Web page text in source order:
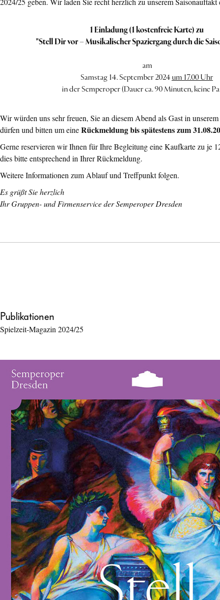
1 Einladung (1 kostenfreie Karte) zu
"Stell Dir vor – Musikalischer Spaziergang durch die
am
Samstag 14. September 2024um 17.00 Uhr
in der Semperoper (Dauer ca. 90 Minuten, keine
Wir würden uns sehr freuen, Sie an diesem Abend als Gast in
dürfen und bitten um eineRückmeldung bis spätestens zum
Gerne reservieren wir Ihnen für Ihre Begleitung eine Kaufkarte zu je
dies bitte entsprechend in Ihrer Rückmeldung.
Weitere Informationen zum Ablauf und Treffpunkt folgen.
Es grüßt Sie herzlich
Ihr Gruppen- und Firmenservice der Semperoper Dresden
Publikationen
Spielzeit-Magazin 2024/25